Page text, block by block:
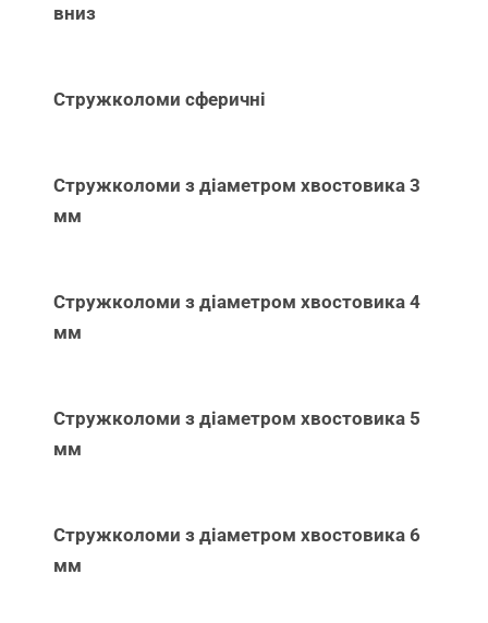
вниз
Стружколоми сферичні
Стружколоми з діаметром хвостовика 3
мм
Стружколоми з діаметром хвостовика 4
мм
Стружколоми з діаметром хвостовика 5
мм
Стружколоми з діаметром хвостовика 6
мм